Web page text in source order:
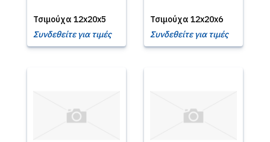
Τσιμούχα 12x20x5
Συνδεθείτε για τιμές
Τσιμούχα 12x20x6
Συνδεθείτε για τιμές